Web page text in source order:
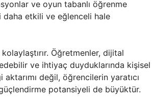
ve oyun tabanlı öğrenme
daha etkili ve eğlenceli hale
Öğretmenler, dijital
ve ihtiyaç duyduklarında kişisel
değil, öğrencilerin yaratıcı
potansiyeli de büyüktür.